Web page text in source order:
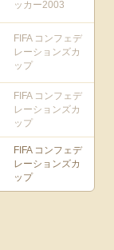
ッカー2003
FIFA コンフェデ
レーションズカ
ップ
FIFA コンフェデ
レーションズカ
ップ
FIFA コンフェデ
レーションズカ
ップ